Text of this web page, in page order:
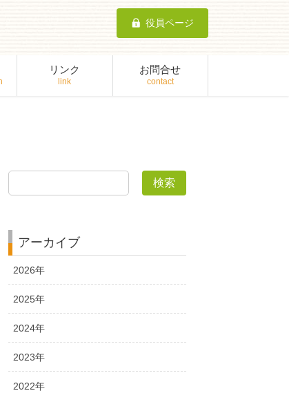
役員ページ
リンク お問合せ
検索
アーカイブ
2026年
2025年
2024年
2023年
2022年